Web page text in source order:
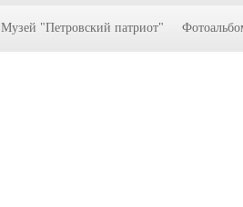
Музей "Петровский патриот"